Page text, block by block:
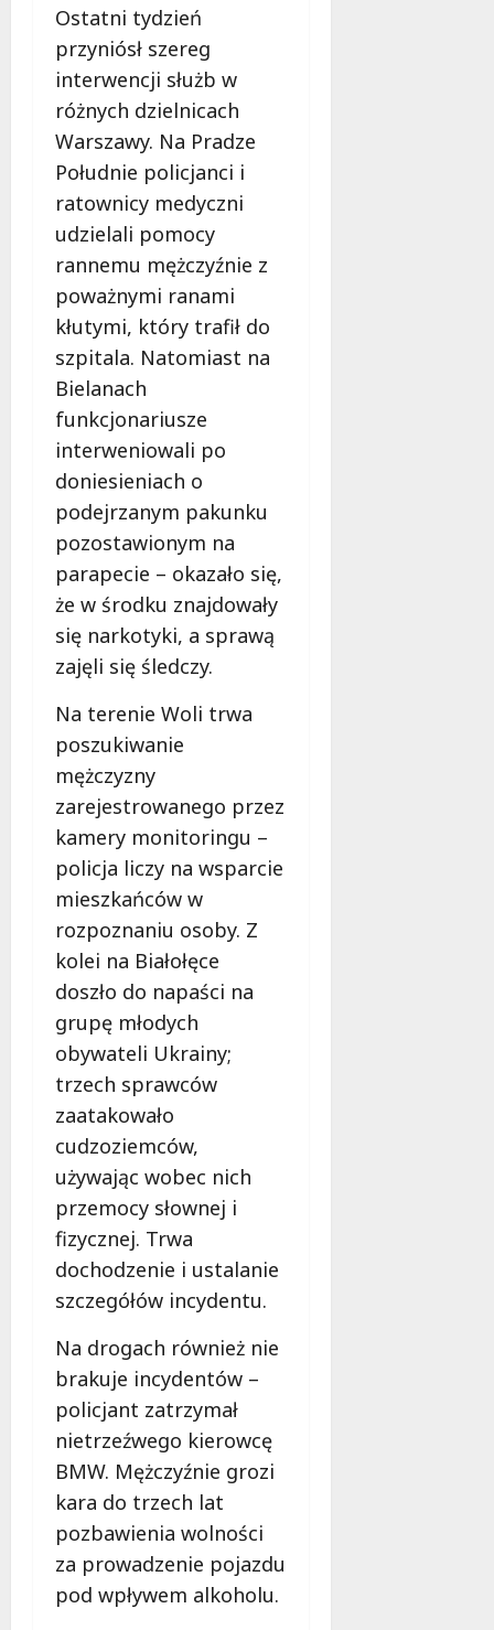
Ostatni tydzień
przyniósł szereg
interwencji służb w
różnych dzielnicach
Warszawy. Na Pradze
Południe policjanci i
ratownicy medyczni
udzielali pomocy
rannemu mężczyźnie z
poważnymi ranami
kłutymi, który trafił do
szpitala. Natomiast na
Bielanach
funkcjonariusze
interweniowali po
doniesieniach o
podejrzanym pakunku
pozostawionym na
parapecie – okazało się,
że w środku znajdowały
się narkotyki, a sprawą
zajęli się śledczy.
Na terenie Woli trwa
poszukiwanie
mężczyzny
zarejestrowanego przez
kamery monitoringu –
policja liczy na wsparcie
mieszkańców w
rozpoznaniu osoby. Z
kolei na Białołęce
doszło do napaści na
grupę młodych
obywateli Ukrainy;
trzech sprawców
zaatakowało
cudzoziemców,
używając wobec nich
przemocy słownej i
fizycznej. Trwa
dochodzenie i ustalanie
szczegółów incydentu.
Na drogach również nie
brakuje incydentów –
policjant zatrzymał
nietrzeźwego kierowcę
BMW. Mężczyźnie grozi
kara do trzech lat
pozbawienia wolności
za prowadzenie pojazdu
pod wpływem alkoholu.